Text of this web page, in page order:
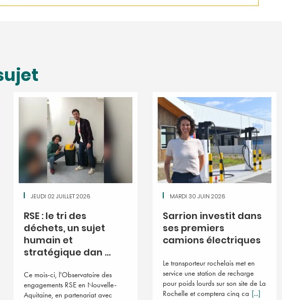
JEUDI 02 JUILLET 2026
RSE : le tri des
déchets, un sujet
humain et
stratégique dan ...
Ce mois-ci, l'Observatoire des
engagements RSE en Nouvelle-
Aquitaine, en partenariat avec
MARDI 30 JUIN 2026
Sarrion investit dans
ses premiers
camions électriques
Le transporteur rochelais met en
service une station de recharge
pour poids lourds sur son site de La
Rochelle et comptera cinq ca [...]